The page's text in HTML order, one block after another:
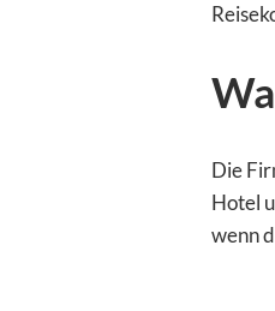
Die
Hotel
wenn